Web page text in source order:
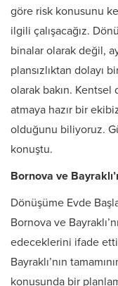
göre risk konusunu
ilgili çalışacağız.
binalar olarak değil,
plansızlıktan dolayı
olarak bakın. Kentsel
atmaya hazır bir
olduğunu biliyoruz.
konuştu.
Bornova ve
Dönüşüme Evde
Bornova ve
edeceklerini ifade
Bayraklı’nın
konusunda bir